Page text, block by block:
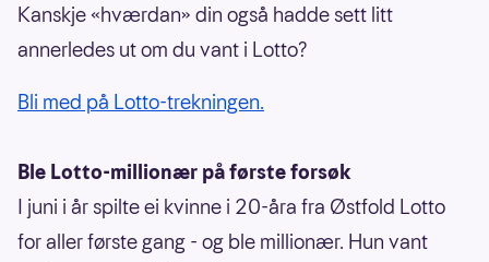
Kanskje «hværdan» din også hadde sett litt
annerledes ut om du vant i Lotto?
Bli med på Lotto-trekningen.
Ble Lotto-millionær på første forsøk
I juni i år spilte ei kvinne i 20-åra fra Østfold Lotto
for aller første gang - og ble millionær. Hun vant